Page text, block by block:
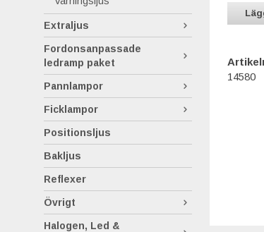
Extraljus
Fordonsanpassade
ledramp paket
Pannlampor
Ficklampor
Positionsljus
Bakljus
Reflexer
Övrigt
Halogen, Led &
14580